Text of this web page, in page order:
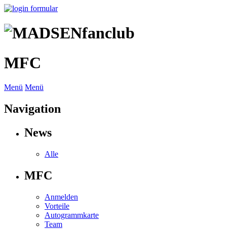
MFC
Menü Menü
Navigation
News
Alle
MFC
Anmelden
Vorteile
Autogrammkarte
Team